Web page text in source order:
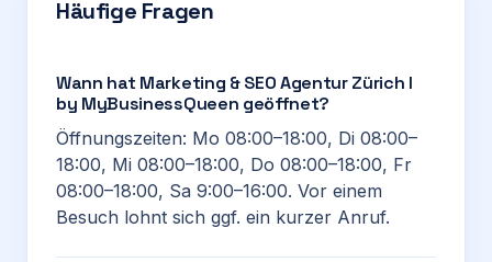
Häufige Fragen
Wann hat Marketing & SEO Agentur Zürich I
by MyBusinessQueen geöffnet?
Öffnungszeiten: Mo 08:00–18:00, Di 08:00–
18:00, Mi 08:00–18:00, Do 08:00–18:00, Fr
08:00–18:00, Sa 9:00–16:00. Vor einem
Besuch lohnt sich ggf. ein kurzer Anruf.